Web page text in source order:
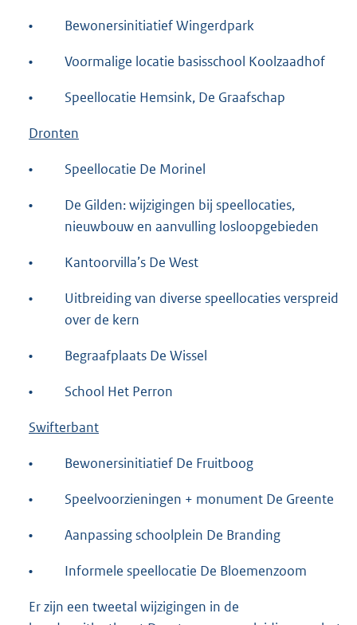
• Bewonersinitiatief Wingerdpark
• Voormalige locatie basisschool Koolzaadhof
• Speellocatie Hemsink, De Graafschap
Dronten
• Speellocatie De Morinel
•
De Gilden: wijzigingen bij speellocaties,
nieuwbouw en aanvulling losloopgebieden
• Kantoorvilla’s De West
•
Uitbreiding van diverse speellocaties verspreid
over de kern
• Begraafplaats De Wissel
• School Het Perron
Swifterbant
• Bewonersinitiatief De Fruitboog
• Speelvoorzieningen + monument De Greente
• Aanpassing schoolplein De Branding
• Informele speellocatie De Bloemenzoom
Er zijn een tweetal wijzigingen in de